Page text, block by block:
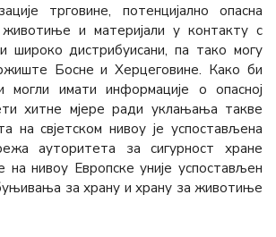
трговине, потенцијално опасна
и материјали у контакту с
широко дистрибуисани, па тако могу
Босне и Херцеговине. Како би
могли имати информације о опасној
хитне мјере ради уклањања такве
на свјетском нивоу је успостављена
ауторитета за сигурност хране
на нивоу Европске уније успостављен
за храну и храну за животиње